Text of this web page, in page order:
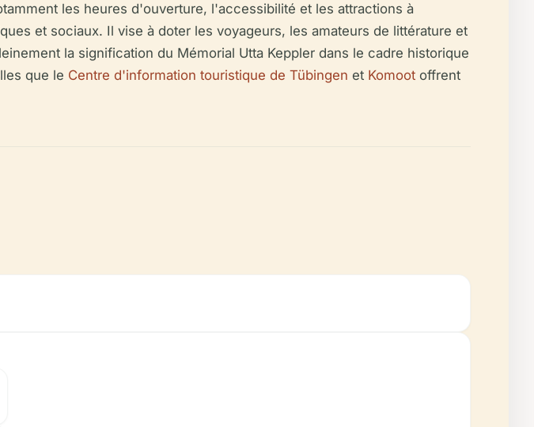
les heures d'ouverture, l'accessibilité et les attractions à
et sociaux. Il vise à doter les voyageurs, les amateurs de littérature et
la signification du Mémorial Utta Keppler dans le cadre historique
que le Centre d'information touristique de Tübingen et Komoot offrent